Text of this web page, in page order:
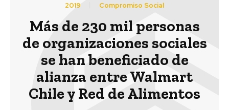
2019 Compromiso Social
Más de 230 mil personas
de organizaciones sociales
se han beneficiado de
alianza entre Walmart
Chile y Red de Alimentos